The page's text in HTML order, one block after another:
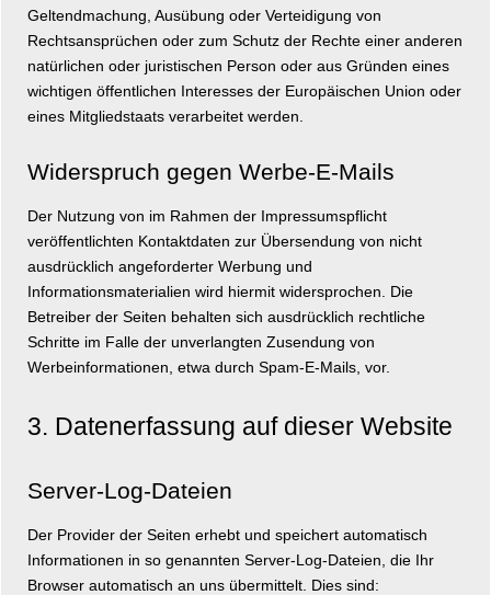
Geltendmachung, Ausübung oder Verteidigung von
Rechtsansprüchen oder zum Schutz der Rechte einer anderen
natürlichen oder juristischen Person oder aus Gründen eines
wichtigen öffentlichen Interesses der Europäischen Union oder
eines Mitgliedstaats verarbeitet werden.
Widerspruch gegen Werbe-E-Mails
Der Nutzung von im Rahmen der Impressumspflicht
veröffentlichten Kontaktdaten zur Übersendung von nicht
ausdrücklich angeforderter Werbung und
Informationsmaterialien wird hiermit widersprochen. Die
Betreiber der Seiten behalten sich ausdrücklich rechtliche
Schritte im Falle der unverlangten Zusendung von
Werbeinformationen, etwa durch Spam-E-Mails, vor.
3. Datenerfassung auf dieser Website
Server-Log-Dateien
Der Provider der Seiten erhebt und speichert automatisch
Informationen in so genannten Server-Log-Dateien, die Ihr
Browser automatisch an uns übermittelt. Dies sind: